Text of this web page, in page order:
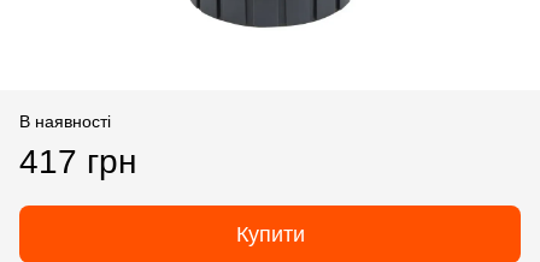
В наявності
417 грн
Купити